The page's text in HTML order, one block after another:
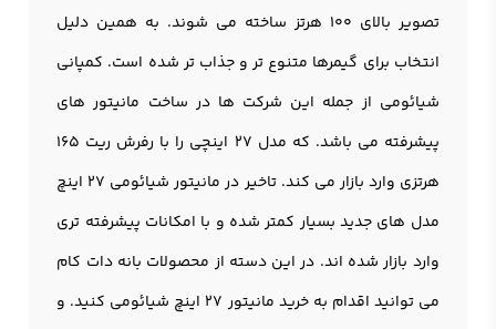
تصویر بالای 100 هرتز ساخته می شوند. به همین دلیل
انتخاب برای گیمرها متنوع تر و جذاب تر شده است. کمپانی
شیائومی از جمله این شرکت ها در ساخت مانیتور های
پیشرفته می باشد. که مدل 27 اینچی را با رفرش ریت 165
هرتزی وارد بازار می کند. تاخیر در مانیتور شیائومی 27 اینچ
مدل های جدید بسیار کمتر شده و با امکانات پیشرفته تری
وارد بازار شده اند. در این دسته از محصولات بانه دات کام
می توانید اقدام به خرید مانیتور 27 اینچ شیائومی کنید. و